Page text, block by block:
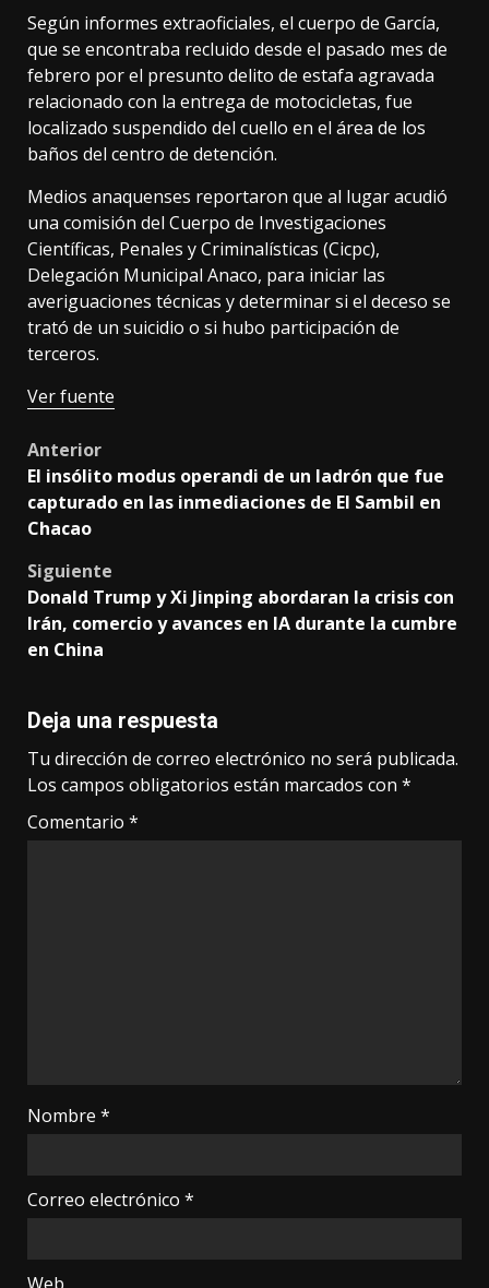
Según informes extraoficiales, el cuerpo de García,
que se encontraba recluido desde el pasado mes de
febrero por el presunto delito de estafa agravada
relacionado con la entrega de motocicletas, fue
localizado suspendido del cuello en el área de los
baños del centro de detención.
Medios anaquenses reportaron que al lugar acudió
una comisión del Cuerpo de Investigaciones
Científicas, Penales y Criminalísticas (Cicpc),
Delegación Municipal Anaco, para iniciar las
averiguaciones técnicas y determinar si el deceso se
trató de un suicidio o si hubo participación de
terceros.
Ver fuente
Post
navigation
Anterior
El insólito modus operandi de un ladrón que fue
capturado en las inmediaciones de El Sambil en
Chacao
Siguiente
Donald Trump y Xi Jinping abordaran la crisis con
Irán, comercio y avances en IA durante la cumbre
en China
Deja una respuesta
Tu dirección de correo electrónico no será publicada.
Los campos obligatorios están marcados con *
Comentario *
Nombre *
Correo electrónico *